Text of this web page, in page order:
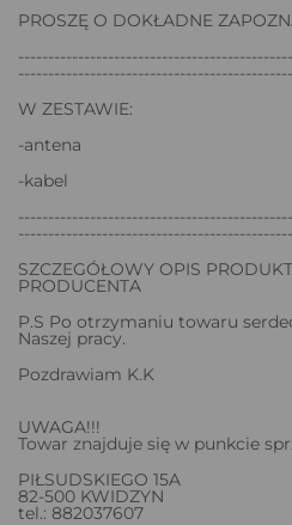
PROSZĘ O DOKŁADNE
W ZESTAWIE:
-antena
-kabel
SZCZEGÓŁOWY OPIS
PRODUCENTA
P.S Po otrzymaniu towaru
Naszej pracy.
Pozdrawiam K.K
UWAGA!!!
Towar znajduje się w punkcie
PIŁSUDSKIEGO 15A
82-500 KWIDZYN
tel.: 882037607